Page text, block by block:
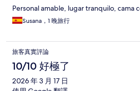
Personal amable, lugar tranquilo, cama
Susana，1 晚旅行
旅客真實評論
10/10 好極了
2026 年 3 月 17 日